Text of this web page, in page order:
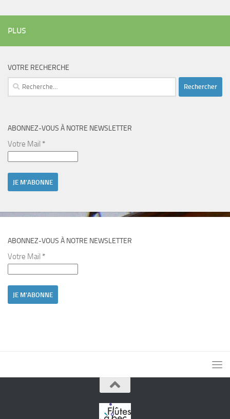
PLUS
VOTRE RECHERCHE
Rechercher :
ABONNEZ-VOUS À NOTRE NEWSLETTER
Votre Mail *
ABONNEZ-VOUS À NOTRE NEWSLETTER
Votre Mail *